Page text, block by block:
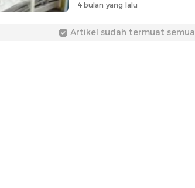
4 bulan yang lalu
Artikel sudah termuat